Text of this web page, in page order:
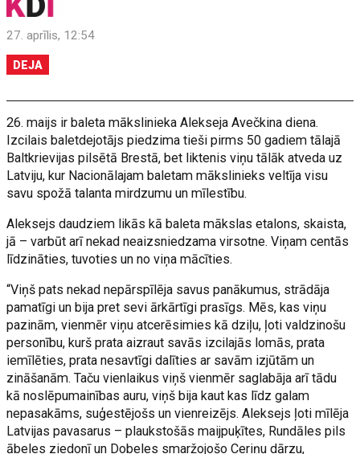
27. aprīlis, 12:54
DEJA
26. maijs ir baleta mākslinieka Alekseja Avečkina diena.
Izcilais baletdejotājs piedzima tieši pirms 50 gadiem tālajā
Baltkrievijas pilsētā Brestā, bet liktenis viņu tālāk atveda uz
Latviju, kur Nacionālajam baletam mākslinieks veltīja visu
savu spožā talanta mirdzumu un mīlestību.
Aleksejs daudziem likās kā baleta mākslas etalons, skaista,
jā – varbūt arī nekad neaizsniedzama virsotne. Viņam centās
līdzināties, tuvoties un no viņa mācīties.
“Viņš pats nekad nepārspīlēja savus panākumus, strādāja
pamatīgi un bija pret sevi ārkārtīgi prasīgs. Mēs, kas viņu
pazinām, vienmēr viņu atcerēsimies kā dziļu, ļoti valdzinošu
personību, kurš prata aizraut savās izcilajās lomās, prata
iemīlēties, prata nesavtīgi dalīties ar savām izjūtām un
zināšanām. Taču vienlaikus viņš vienmēr saglabāja arī tādu
kā noslēpumainības auru, viņš bija kaut kas līdz galam
nepasakāms, suģestējošs un vienreizējs. Aleksejs ļoti mīlēja
Latvijas pavasarus – plaukstošās maijpuķītes, Rundāles pils
ābeles ziedonī un Dobeles smaržojošo Ceriņu dārzu,